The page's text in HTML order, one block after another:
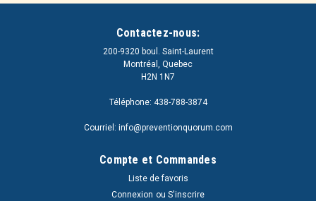
Contactez-nous:
200-9320 boul. Saint-Laurent
Montréal, Quebec
H2N 1N7
Téléphone: 438-788-3874
Courriel: info@preventionquorum.com
Compte et Commandes
Liste de favoris
Connexion ou S'inscrire